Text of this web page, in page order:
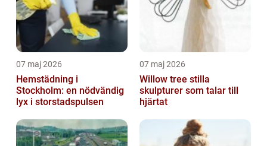
07 maj 2026
Hemstädning i
Stockholm: en nödvändig
lyx i storstadspulsen
07 maj 2026
Willow tree stilla
skulpturer som talar till
hjärtat